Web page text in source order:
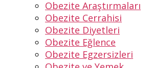
Obezite Araştırmaları
Obezite Cerrahisi
Obezite Diyetleri
Obezite Eğlence
Obezite Egzersizleri